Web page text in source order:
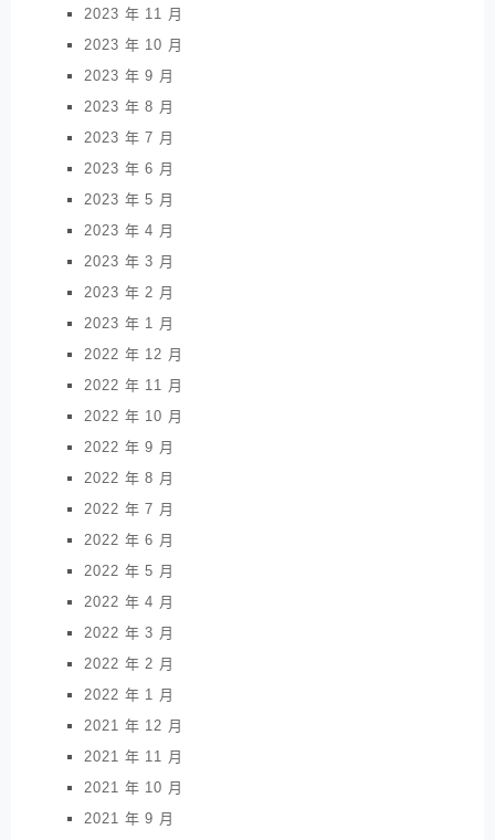
2023 年 11 月
2023 年 10 月
2023 年 9 月
2023 年 8 月
2023 年 7 月
2023 年 6 月
2023 年 5 月
2023 年 4 月
2023 年 3 月
2023 年 2 月
2023 年 1 月
2022 年 12 月
2022 年 11 月
2022 年 10 月
2022 年 9 月
2022 年 8 月
2022 年 7 月
2022 年 6 月
2022 年 5 月
2022 年 4 月
2022 年 3 月
2022 年 2 月
2022 年 1 月
2021 年 12 月
2021 年 11 月
2021 年 10 月
2021 年 9 月